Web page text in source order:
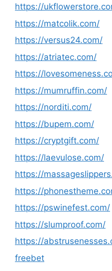
https://
https://matcolik.com/
https://versus24.com/
https://atriatec.com/
https://
https://mumruffin.com/
https://norditi.com/
https://bupem.com/
https://cryptgift.com/
https://laevulose.com/
https://
https://
https://pswinefest.com/
https://slumproof.com/
https://
freebet